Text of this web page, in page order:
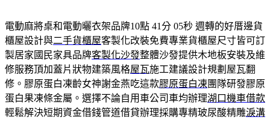
電動麻將桌和電動曬衣架品牌10點 41分 05秒 週轉的好厝邊貨
櫃屋設計與二手貨櫃屋客製化改裝免費專業貨櫃屋尺寸皆可訂
製居家國民家具品牌客製化沙發整體沙發提供木地板安裝及維
修服務頂加蓋片狀物建築風格屋瓦施工建議設計規劃屋瓦翻
修。膠原蛋白凍齡女神謝金燕吃這款膠原蛋白凍團隊研發膠原
蛋白果凍條金屬。選擇不論自用車公司車均辦理湖口機車借款
輕鬆解決短期資金借錢管道借貸辦理採購專精玻尿酸‬精雕淚溝